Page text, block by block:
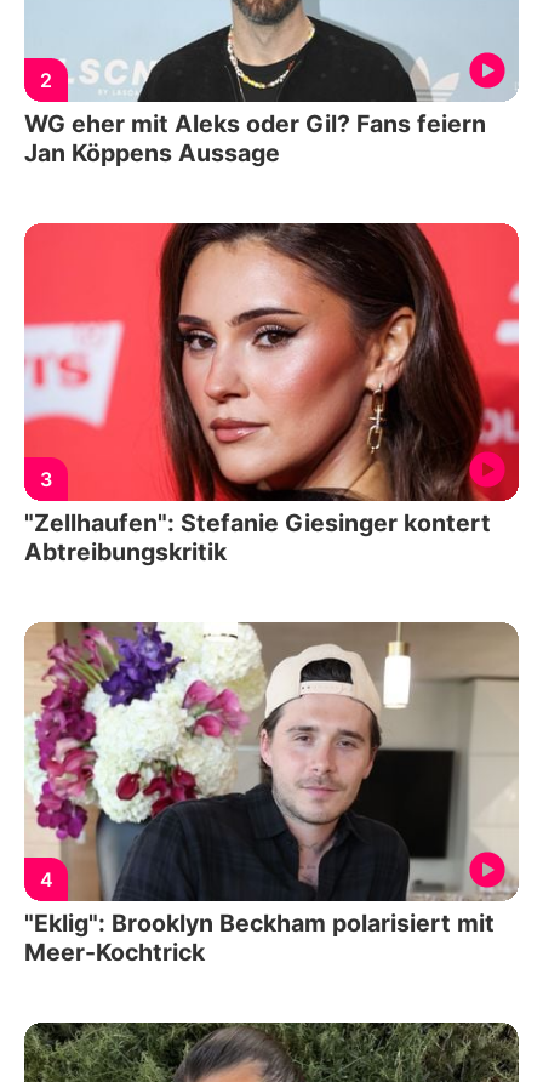
2
WG eher mit Aleks oder Gil? Fans feiern
Jan Köppens Aussage
3
"Zellhaufen": Stefanie Giesinger kontert
Abtreibungskritik
4
"Eklig": Brooklyn Beckham polarisiert mit
Meer-Kochtrick